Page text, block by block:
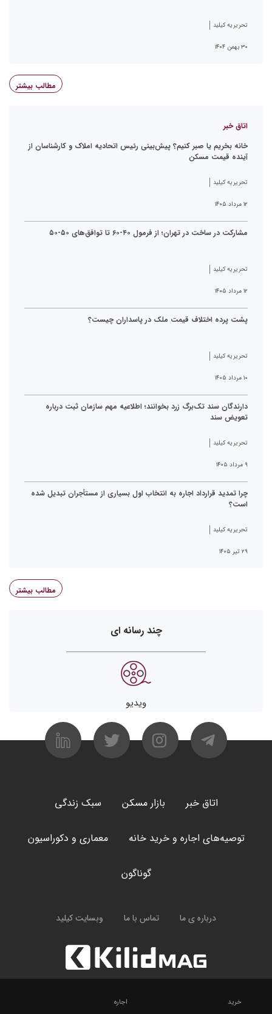
تحریریه کیلید
۳۰ بهمن ۱۴۰۴
مطالب بیشتر
اتاق خبر
خانه بخریم یا صبر کنیم؟ پیش‌بینی رئیس اتحادیه املاک و کارشناسان از
آینده قیمت مسکن
تحریریه کیلید
۱۲ مرداد ۱۴۰۵
مشارکت در ساخت در تهران؛ از فرمول ۴۰-۶۰ تا توافق‌های ۵۰-۵۰
تحریریه کیلید
۱۲ مرداد ۱۴۰۵
پشت پرده اختلاف قیمت ملک در پاسداران چیست؟
تحریریه کیلید
۱۰ مرداد ۱۴۰۵
دارندگان سند تک‌برگ زرد بخوانند؛ اطلاعیه مهم سازمان ثبت درباره
تعویض سند
تحریریه کیلید
۹ مرداد ۱۴۰۵
چرا تمدید قرارداد اجاره به انتخاب اول بسیاری از مستأجران تبدیل شده
است؟
تحریریه کیلید
۲۹ تیر ۱۴۰۵
مطالب بیشتر
چند رسانه ای
ویدیو
اتاق خبر بازار مسکن سبک زندگی
توصیه‌های اجاره و خرید خانه معماری و دکوراسیون
گوناگون
درباره ی ما تماس با ما وبسایت کیلید
خرید اجاره